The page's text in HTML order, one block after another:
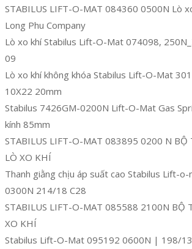
STABILUS LIFT-O-MAT 084360 0500N Lò
Long Phu Company
Lò xo khí Stabilus Lift-O-Mat 074098,
09
Lò xo khí không khóa Stabilus Lift-O-Mat
10X22 20mm
Stabilus 7426GM-0200N Lift-O-Mat Gas
kính 85mm
STABILUS LIFT-O-MAT 083895 0200 N BỘ
LÒ XO KHÍ
Thanh giằng chịu áp suất cao Stabilus Lift-
0300N 214/18 C28
STABILUS LIFT-O-MAT 085588 2100N BỘ
XO KHÍ
Stabilus Lift-O-Mat 095192 0600N | 198/13